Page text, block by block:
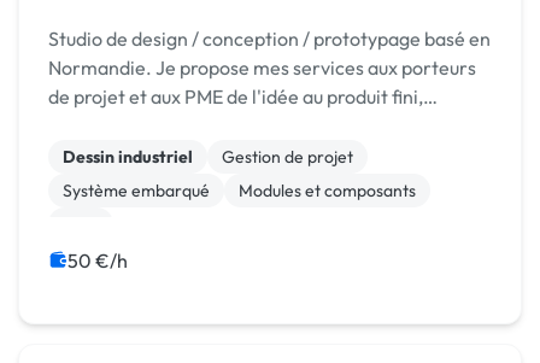
Studio de design / conception / prototypage basé en
Normandie. Je propose mes services aux porteurs
de projet et aux PME de l'idée au produit fini,
Dessin industriel
Gestion de projet
Système embarqué
Modules et composants
50 €/h